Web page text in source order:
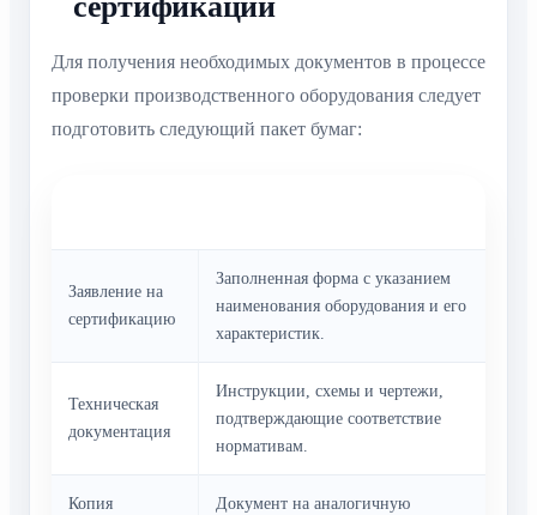
Для получения необходимых документов в процессе
проверки производственного оборудования следует
подготовить следующий пакет бумаг:
Заявление на
сертификацию
Заполненная форма с указанием
наименования оборудования и его
характеристик.
Техническая
документация
Инструкции, схемы и чертежи,
подтверждающие соответствие
нормативам.
Копия
Документ на аналогичную